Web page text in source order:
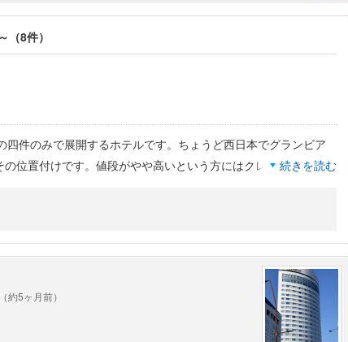
（8件）
四件のみで展開するホテルです。ちょうど西日本でグランビア
位置付けです。値段がやや高いという方にはクレメントインも
性は何にもまして代えがたいのでお勧めです
続きを読む
約5ヶ月前）